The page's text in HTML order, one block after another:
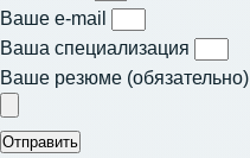
Ваше e-mail
Ваша специализация
Ваше резюме (обязательно)
Отправить